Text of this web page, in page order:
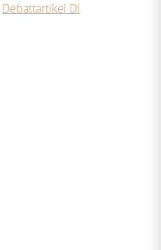
Debattartikel DI